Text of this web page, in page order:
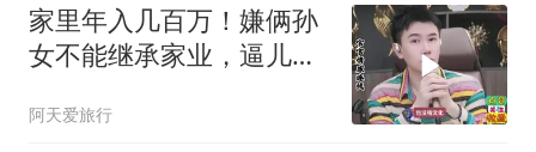
家里年入几百万！嫌俩孙
女不能继承家业，逼儿媳
阿天爱旅行